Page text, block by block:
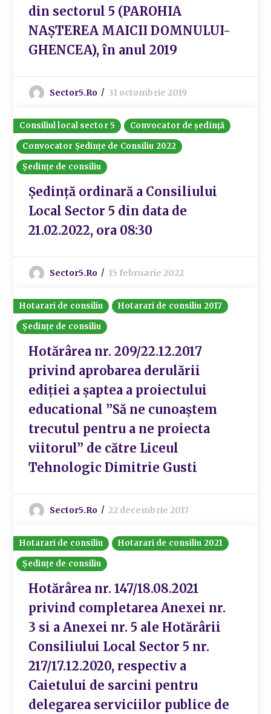
din sectorul 5 (PAROHIA
NAȘTEREA MAICII DOMNULUI-
GHENCEA), în anul 2019
Sector5.ro 31 octombrie 2019
Consiliul local sector 5
Convocator de ședință
Convocator Ședințe de Consiliu 2022
Ședințe de consiliu
Ședință ordinară a Consiliului
Local Sector 5 din data de
21.02.2022, ora 08:30
Sector5.ro 15 februarie 2022
Hotarari de consiliu
Hotarari de consiliu 2017
Ședințe de consiliu
Hotărârea nr. 209/22.12.2017
privind aprobarea derulării
ediției a șaptea a proiectului
educational ”Să ne cunoaștem
trecutul pentru a ne proiecta
viitorul” de către Liceul
Tehnologic Dimitrie Gusti
Sector5.ro 22 decembrie 2017
Hotarari de consiliu
Hotarari de consiliu 2021
Ședințe de consiliu
Hotărârea nr. 147/18.08.2021
privind completarea Anexei nr.
3 si a Anexei nr. 5 ale Hotărârii
Consiliului Local Sector 5 nr.
217/17.12.2020, respectiv a
Caietului de sarcini pentru
delegarea serviciilor publice de